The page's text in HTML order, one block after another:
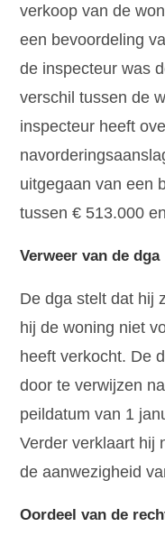
verkoop van de
een bevoordeling
de inspecteur was
verschil tussen de
inspecteur heeft
uitgegaan van een
tussen € 513.000
Verweer van de dga
De dga stelt dat hij
hij de woning niet
heeft verkocht. De
door te verwijzen
peildatum van 1
Verder verklaart hij
de aanwezigheid
Oordeel van de